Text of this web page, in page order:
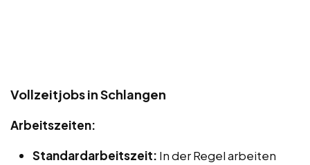
Vollzeitjobs in Schlangen
Arbeitszeiten:
Standardarbeitszeit: In der Regel arbeiten